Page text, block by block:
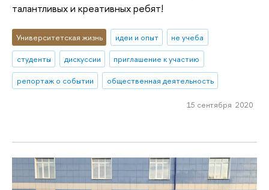
талантливых и креативных ребят!
Университетская жизнь идеи и опыт
не учеба
студенты
дискуссии
приглашение к участию
репортаж о событии
общественная деятельность
15 сентября 2020